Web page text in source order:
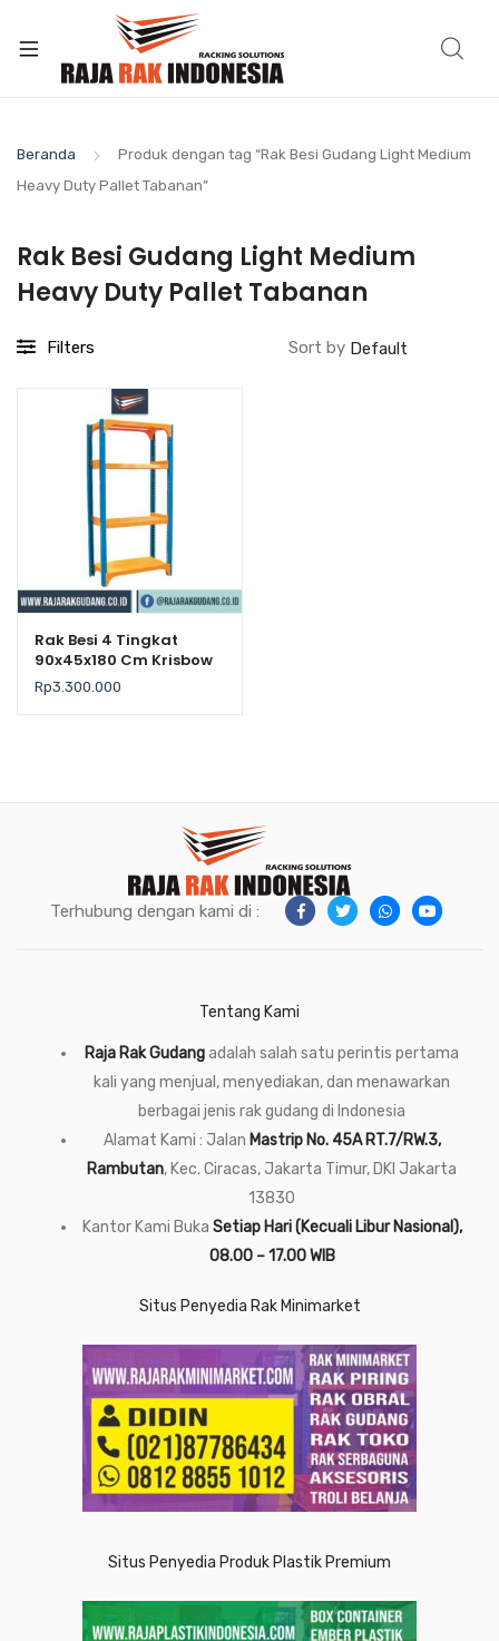
Beranda
Produk dengan tag “Rak Besi Gudang Light Medium
Heavy Duty Pallet Tabanan”
Rak Besi Gudang Light Medium
Heavy Duty Pallet Tabanan
Filters Sort by
Rak Besi 4 Tingkat
90x45x180 Cm Krisbow
– Kekuatan 300Kg /
Level
Rp3.300.000
Terhubung dengan kami di :
Tentang Kami
Raja Rak Gudangadalah salah satu perintis pertama
kali yang menjual, menyediakan, dan menawarkan
berbagai jenis rak gudang di Indonesia
Alamat Kami : Jalan Mastrip No. 45A RT.7/RW.3,
Rambutan, Kec. Ciracas, Jakarta Timur, DKI Jakarta
13830
Kantor Kami Buka Setiap Hari (Kecuali Libur Nasional),
08.00 – 17.00 WIB
Situs Penyedia Rak Minimarket
Situs Penyedia Produk Plastik Premium